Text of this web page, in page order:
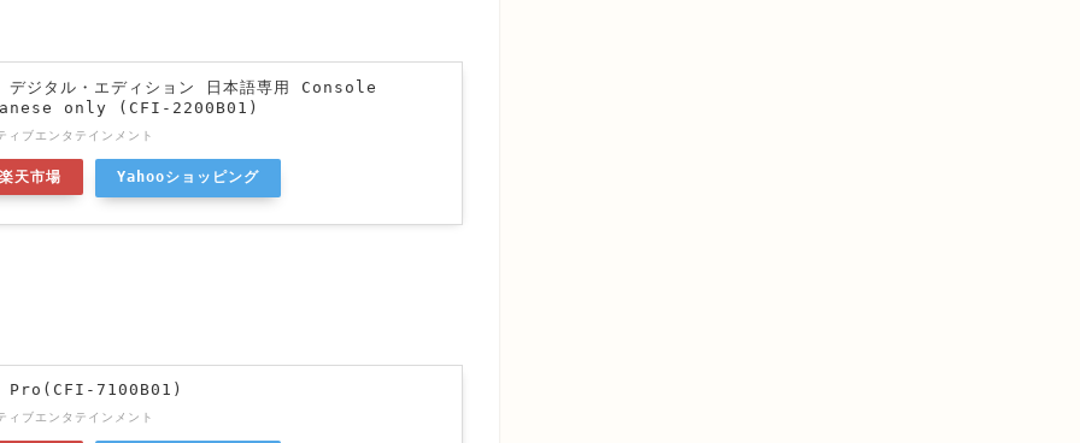
タル・エディション 日本語専用 Console
only (CFI-2200B01)
ィブエンタテインメント
楽天市場 Yahooショッピング
7100B01)
ィブエンタテインメント